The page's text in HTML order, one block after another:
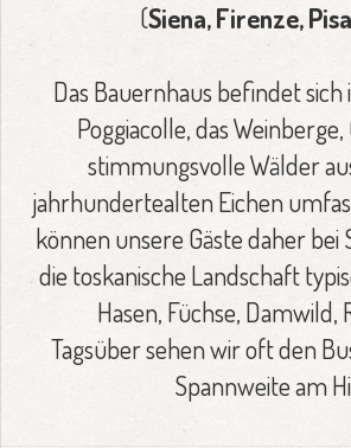
(Siena, Firenze,
Das Bauernhaus befindet
Poggiacolle, das
stimmungsvolle Wälder
jahrhundertealten Eichen
können unsere Gäste daher
die toskanische Landschaft
Hasen, Füchse,
Tagsüber sehen wir oft den
Spannweite am